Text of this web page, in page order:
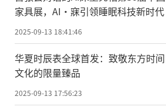
家具展，AI·寐引领睡眠科技新时代
2025-09-13 18:41:46
华夏时辰表全球首发：致敬东方时间
文化的限量臻品
2025-09-13 17:56:23